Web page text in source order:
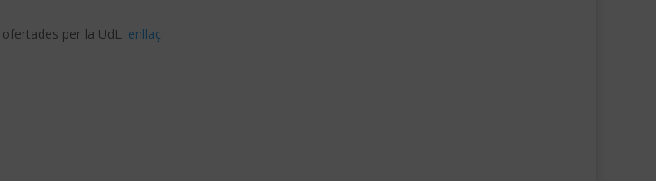
per la UdL: enllaç